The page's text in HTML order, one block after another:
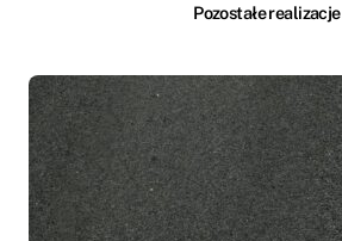
Pozostałe realizacje